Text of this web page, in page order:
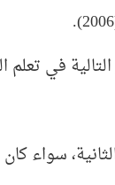
في تعلم
سواء